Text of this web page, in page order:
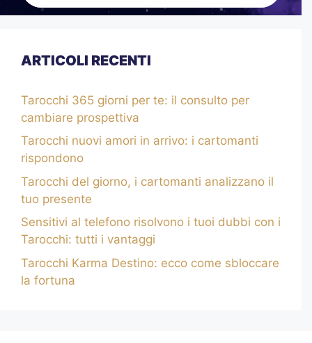
ARTICOLI RECENTI
Tarocchi 365 giorni per te: il consulto per
cambiare prospettiva
Tarocchi nuovi amori in arrivo: i cartomanti
rispondono
Tarocchi del giorno, i cartomanti analizzano il
tuo presente
Sensitivi al telefono risolvono i tuoi dubbi con i
Tarocchi: tutti i vantaggi
Tarocchi Karma Destino: ecco come sbloccare
la fortuna